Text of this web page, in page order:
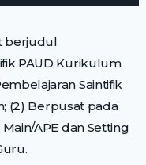
berjudul
PAUD Kurikulum
Saintifik
(2) Berpusat pada
APE dan Setting